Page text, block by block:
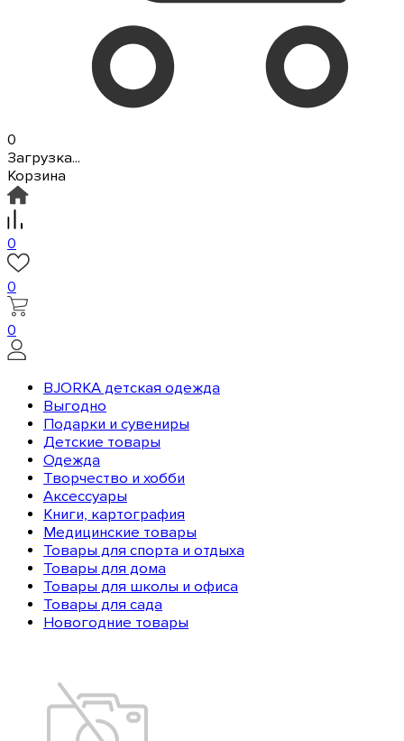
0
Загрузка...
Корзина
0
0
0
BJORKA детская одежда
Выгодно
Подарки и сувениры
Детские товары
Одежда
Творчество и хобби
Аксессуары
Книги, картография
Медицинские товары
Товары для спорта и отдыха
Товары для дома
Товары для школы и офиса
Товары для сада
Новогодние товары